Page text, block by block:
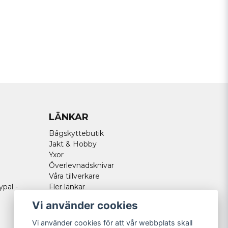
-
LÄNKAR
Bågskyttebutik
Jakt & Hobby
Yxor
Överlevnadsknivar
Våra tillverkare
Fler länkar
Vi använder cookies
Vi använder cookies för att vår webbplats skall